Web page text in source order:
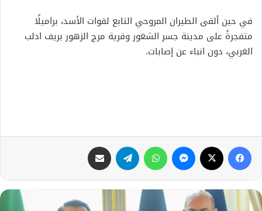
في حين ألقى الطيران المروحي التابع لقوات الأسد، براميلًا
متفجرةً على مدينة جسر الشغور وقرية مرج الزهور بريف ادلب
الغربي، دون انباء عن إصابات.
فيسبوك ماسنجر واتساب تيلقرام